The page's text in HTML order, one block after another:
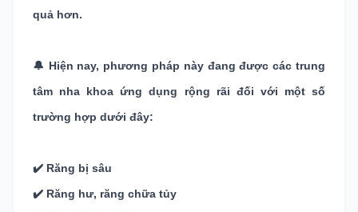
quả hơn.
🔔 Hiện nay, phương pháp này đang được các trung
tâm nha khoa ứng dụng rộng rãi đối với một số
trường hợp dưới đây:
✔️ Răng bị sâu
✔️ Răng hư, răng chữa tủy